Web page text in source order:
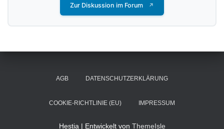
Zur Diskussion im Forum ↗
AGB DATENSCHUTZERKLÄRUNG
COOKIE-RICHTLINIE (EU) IMPRESSUM
Hestia | Entwickelt von ThemeIsle